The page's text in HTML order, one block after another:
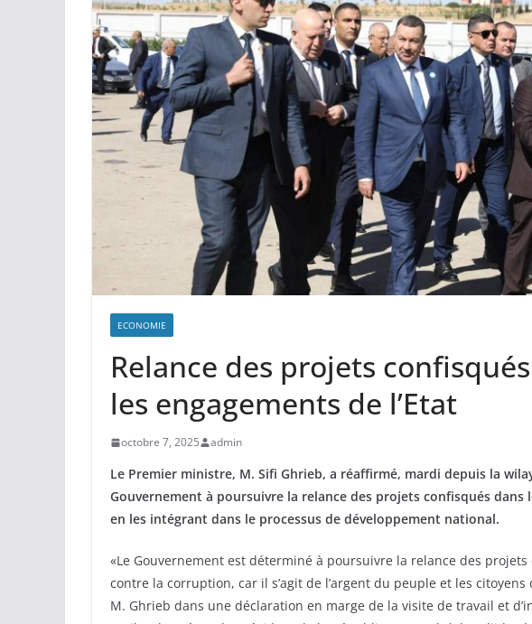
ECONOMIE
Relance des projets
les engagements de l’Etat
octobre 7, 2025 admin
Le Premier ministre, M. Sifi Ghrieb, a réaffirmé, mardi depuis la
Gouvernement à poursuivre la relance des projets confisqués
en les intégrant dans le processus de développement national.
«Le Gouvernement est déterminé à poursuivre la relance des
contre la corruption, car il s’agit de l’argent du peuple et les
M. Ghrieb dans une déclaration en marge de la visite de travail et